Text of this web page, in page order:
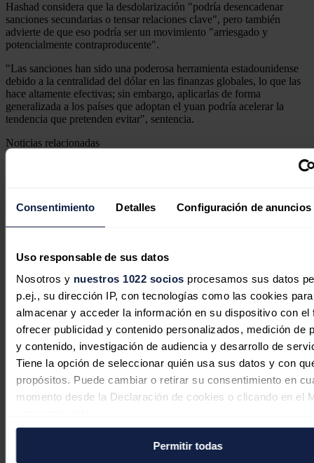
Consentimiento Detalles Configuración de anuncios
Uso responsable de sus datos
Nosotros y nuestros 1022 socios procesamos sus datos
p.ej., su dirección IP, con tecnologías como las cookies para
almacenar y acceder la información en su dispositivo con el
ofrecer publicidad y contenido personalizados, medición de
y contenido, investigación de audiencia y desarrollo de
Tiene la opción de seleccionar quién usa sus datos y con
propósitos. Puede cambiar o retirar su consentimiento en
momento desde la Declaración de cookies o clicando en el
Si lo permite, también quisiéramos:Permitir todas
Hashad considera que la desdolarización "podría desencadenar
sanciones secundarias o tensar relaciones clave", pero también
advierte de que eso podría ser un movimiento "arriesgado y
potencialmente contraproducente".
"Las sanciones han sido una poderosa herramienta estadounidense
debido a la centralidad del dólar en las finanzas globales, lo que las
hace altamente efectivas; sin embargo, aplicarlas de forma
generalizada a los países que adoptan el yuan podría acelerar la
tendencia que pretenden evitar", sentencia.
Noticias relacionadas
La inteligencia artificial y el futuro
del sector energético